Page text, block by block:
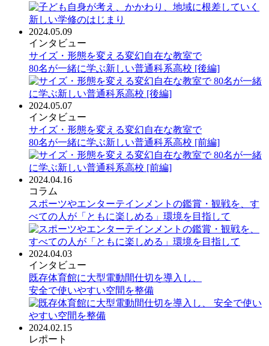
2024.05.09
インタビュー
サイズ・形態を変える変幻自在な教室で
80名が一緒に学ぶ新しい普通科系高校 [後編]
2024.05.07
インタビュー
サイズ・形態を変える変幻自在な教室で
80名が一緒に学ぶ新しい普通科系高校 [前編]
2024.04.16
コラム
スポーツやエンターテインメントの鑑賞・観戦を、す
べての人が「ともに楽しめる」環境を目指して
2024.04.03
インタビュー
既存体育館に大型電動間仕切を導入し、
安全で使いやすい空間を整備
2024.02.15
レポート